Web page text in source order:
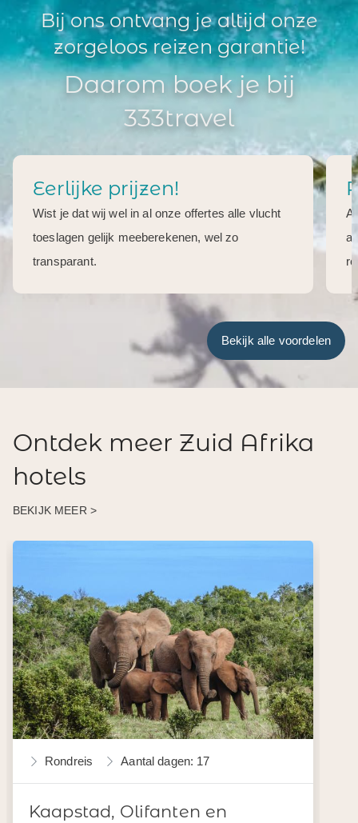
Bij ons ontvang je altijd onze
zorgeloos reizen garantie!
Daarom boek je bij
333travel
Eerlijke prijzen!
Wist je dat wij wel in al onze offertes alle vlucht
toeslagen gelijk meeberekenen, wel zo
transparant.
Bekijk alle voordelen
Ontdek meer Zuid Afrika
hotels
BEKIJK MEER >
Rondreis Aantal dagen: 17
Kaapstad, Olifanten en